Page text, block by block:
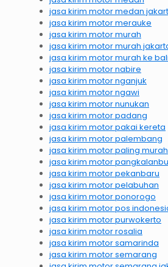
jasa kirim motor medan
jasa kirim motor merauke
jasa kirim motor murah
jasa kirim motor murah
jasa kirim motor murah ke bali
jasa kirim motor nabire
jasa kirim motor nganjuk
jasa kirim motor ngawi
jasa kirim motor nunukan
jasa kirim motor padang
jasa kirim motor pakai kereta
jasa kirim motor palembang
jasa kirim motor paling murah
jasa kirim motor
jasa kirim motor pekanbaru
jasa kirim motor pelabuhan
jasa kirim motor ponorogo
jasa kirim motor pos
jasa kirim motor purwokerto
jasa kirim motor rosalia
jasa kirim motor samarinda
jasa kirim motor semarang